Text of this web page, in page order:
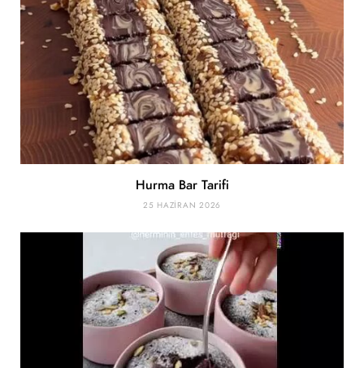
Hurma Bar Tarifi
25 HAZIRAN 2026